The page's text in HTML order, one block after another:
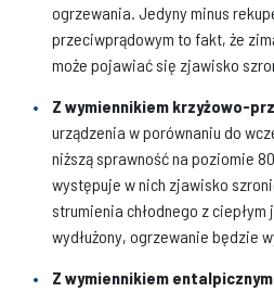
ogrzewania. Jedyny minus
przeciwprądowym to fakt, że
może pojawiać się zjawisko
Z wymiennikiem krzyżowo-
urządzenia w porównaniu do
niższą sprawność na poziomie
występuje w nich zjawisko
strumienia chłodnego z
wydłużony, ogrzewanie będzie
Z wymiennikiem entalpicznym